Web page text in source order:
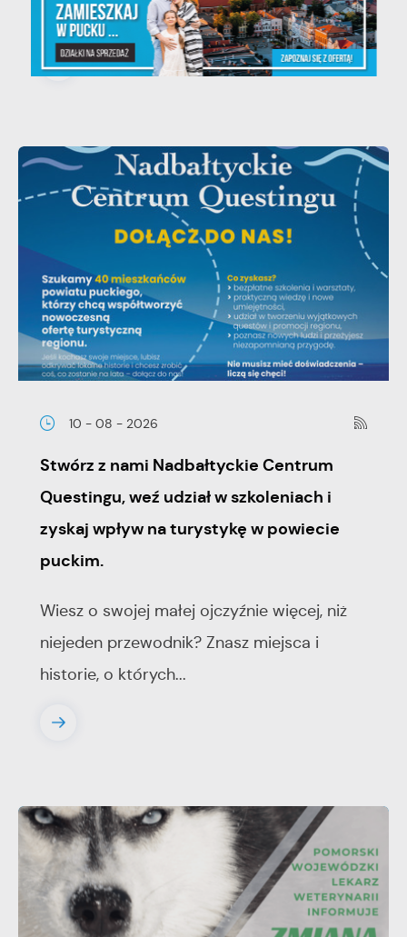
i zabudowę mieszkaniową...
10 - 08 - 2026
Stwórz z nami Nadbałtyckie Centrum
Questingu, weź udział w szkoleniach i
zyskaj wpływ na turystykę w powiecie
puckim.
Wiesz o swojej małej ojczyźnie więcej, niż
niejeden przewodnik? Znasz miejsca i
historie, o których...